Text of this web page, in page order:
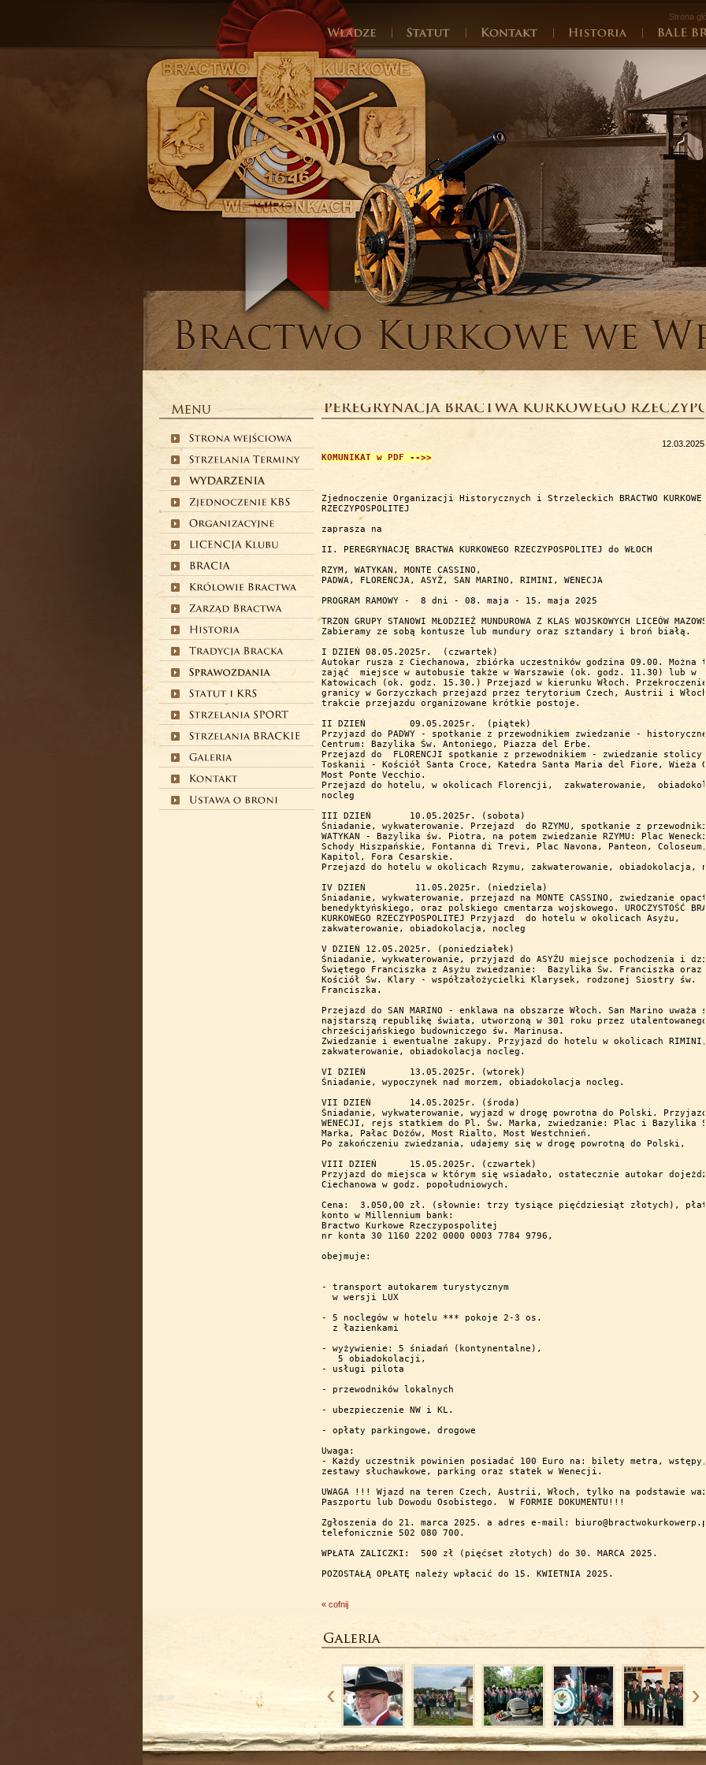
Strona
12.03.2025
KOMUNIKAT w PDF -->>
Zjednoczenie Organizacji Historycznych i Strzeleckich BRACTWO KURKOWE
RZECZYPOSPOLITEJ
zaprasza na
II. PEREGRYNACJĘ BRACTWA KURKOWEGO RZECZYPOSPOLITEJ do WŁOCH
RZYM, WATYKAN, MONTE CASSINO,
PADWA, FLORENCJA, ASYŻ, SAN MARINO, RIMINI, WENECJA
PROGRAM RAMOWY -  8 dni - 08. maja - 15. maja 2025
TRZON GRUPY STANOWI MŁODZIEŻ MUNDUROWA Z KLAS WOJSKOWYCH LICEÓW
Zabieramy ze sobą kontusze lub mundury oraz sztandary i broń białą.
I DZIEŃ	08.05.2025r.  (czwartek)
Autokar rusza z Ciechanowa, zbiórka uczestników godzina 09.00. Można
zająć  miejsce w autobusie także w Warszawie (ok. godz. 11.30) lub w
Katowicach (ok. godz. 15.30.) Przejazd w kierunku Włoch. Przekroczenie
granicy w Gorzyczkach przejazd przez terytorium Czech, Austrii i
trakcie przejazdu organizowane krótkie postoje.
II DZIEŃ	09.05.2025r.  (piątek)
Przyjazd do PADWY - spotkanie z przewodnikiem zwiedzanie -
Centrum: Bazylika Św. Antoniego, Piazza del Erbe.
Przejazd do  FLORENCJI spotkanie z przewodnikiem - zwiedzanie stolicy
Toskanii - Kościół Santa Croce, Katedra Santa Maria del Fiore, Wieża
Most Ponte Vecchio.
Przejazd do hotelu, w okolicach Florencji,  zakwaterowanie,
nocleg
III DZIEŃ	10.05.2025r. (sobota)
Śniadanie, wykwaterowanie. Przejazd  do RZYMU, spotkanie z
WATYKAN - Bazylika św. Piotra, na potem zwiedzanie RZYMU: Plac
Schody Hiszpańskie, Fontanna di Trevi, Plac Navona, Panteon, Coloseum,
Kapitol, Fora Cesarskie.
Przejazd do hotelu w okolicach Rzymu, zakwaterowanie, obiadokolacja,
IV DZIEŃ	 11.05.2025r. (niedziela)
Śniadanie, wykwaterowanie, przejazd na MONTE CASSINO, zwiedzanie
benedyktyńskiego, oraz polskiego cmentarza wojskowego. UROCZYSTOŚĆ
KURKOWEGO RZECZYPOSPOLITEJ Przyjazd  do hotelu w okolicach Asyżu,
zakwaterowanie, obiadokolacja, nocleg
V DZIEŃ	12.05.2025r. (poniedziałek)
Śniadanie, wykwaterowanie, przyjazd do ASYŻU miejsce pochodzenia i
Świętego Franciszka z Asyżu zwiedzanie:  Bazylika Św. Franciszka oraz
Kościół Św. Klary - współzałożycielki Klarysek, rodzonej Siostry św.
Franciszka.
Przejazd do SAN MARINO - enklawa na obszarze Włoch. San Marino uważa
najstarszą republikę świata, utworzoną w 301 roku przez utalentowanego
chrześcijańskiego budowniczego św. Marinusa.
Zwiedzanie i ewentualne zakupy. Przyjazd do hotelu w okolicach RIMINI,
zakwaterowanie, obiadokolacja nocleg.
VI DZIEŃ	13.05.2025r. (wtorek)
Śniadanie, wypoczynek nad morzem, obiadokolacja nocleg.
VII DZIEŃ	14.05.2025r. (środa)
Śniadanie, wykwaterowanie, wyjazd w drogę powrotna do Polski. Przyjazd
WENECJI, rejs statkiem do Pl. Św. Marka, zwiedzanie: Plac i Bazylika
Marka, Pałac Dożów, Most Rialto, Most Westchnień.
Po zakończeniu zwiedzania, udajemy się w drogę powrotną do Polski,
VIII DZIEŃ	15.05.2025r. (czwartek)
Przyjazd do miejsca w którym się wsiadało, ostatecznie autokar
Ciechanowa w godz. popołudniowych.
Cena:  3.050,00 zł. (słownie: trzy tysiące pięćdziesiąt złotych),
konto w Millennium bank:
Bractwo Kurkowe Rzeczypospolitej
nr konta 30 1160 2202 0000 0003 7784 9796,
obejmuje:
- transport autokarem turystycznym
  w wersji LUX
- 5 noclegów w hotelu *** pokoje 2-3 os.
  z łazienkami
- wyżywienie: 5 śniadań (kontynentalne),
   5 obiadokolacji,
- usługi pilota
- przewodników lokalnych
- ubezpieczenie NW i KL.
- opłaty parkingowe, drogowe
Uwaga:
- Każdy uczestnik powinien posiadać 100 Euro na: bilety metra, wstępy,
zestawy słuchawkowe, parking oraz statek w Wenecji.
UWAGA !!! Wjazd na teren Czech, Austrii, Włoch, tylko na podstawie
Paszportu lub Dowodu Osobistego.  W FORMIE DOKUMENTU!!!
Zgłoszenia do 21. marca 2025. a adres e-mail:
telefonicznie 502 080 700.
WPŁATA ZALICZKI:  500 zł (pięćset złotych) do 30. MARCA 2025.
POZOSTAŁĄ OPŁATĘ należy wpłacić do 15. KWIETNIA 2025.
« cofnij